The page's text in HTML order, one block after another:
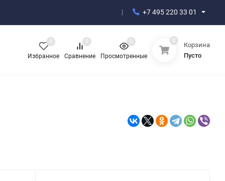
+7 495 220 33 01
Избранное
0
Сравнение
0
Просмотренные
0 0
Корзина
Пусто